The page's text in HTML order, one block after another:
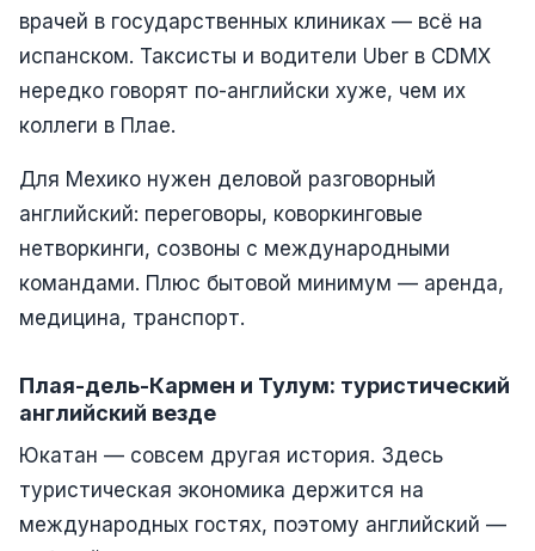
врачей в государственных клиниках — всё на
испанском. Таксисты и водители Uber в CDMX
нередко говорят по-английски хуже, чем их
коллеги в Плае.
Для Мехико нужен деловой разговорный
английский: переговоры, коворкинговые
нетворкинги, созвоны с международными
командами. Плюс бытовой минимум — аренда,
медицина, транспорт.
Плая-дель-Кармен и Тулум: туристический
английский везде
Юкатан — совсем другая история. Здесь
туристическая экономика держится на
международных гостях, поэтому английский —